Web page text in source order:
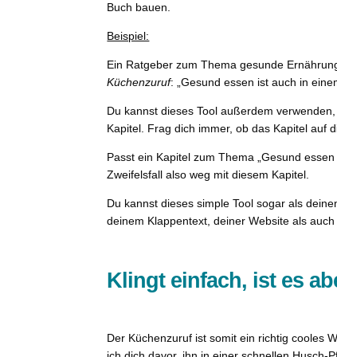
Buch bauen.
Beispiel:
Ein Ratgeber zum Thema gesunde
Küchenzuruf: „Gesund essen ist auch in
Du kannst dieses Tool außerdem
Kapitel. Frag dich immer, ob das Kapitel auf
Passt ein Kapitel zum Thema „Gesund
Zweifelsfall also weg mit diesem Kapitel.
Du kannst dieses simple Tool sogar als
deinem Klappentext, deiner Website als
Klingt einfach, ist es
Der Küchenzuruf ist somit ein richtig cooles